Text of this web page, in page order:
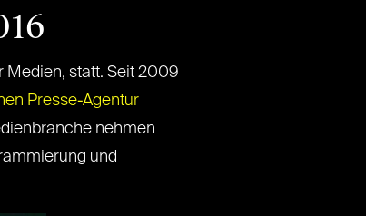
Medien, statt. Seit 2009
Presse-Agentur
nehmen
und